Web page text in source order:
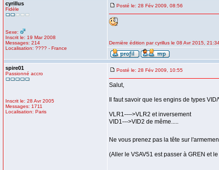
cyrillus
Fidèle
Sexe:
Inscrit le: 19 Mar 2008
Messages: 214
Localisation: ???? - France
Posté le: 28 Fév 2009, 08:56
Dernière édition par cyrillus le 08 Avr 2015,
spire01
Passionné accro
Inscrit le: 28 Avr 2005
Messages: 1711
Localisation: Paris
Posté le: 28 Fév 2009, 10:55
Salut,
Il faut savoir que les engins de types
VLR1---->VLR2 et inversement
VID1--->VID2 de même.....
Ne vous prenez pas la tête sur
(Aller le VSAV51 est passer à GREN et